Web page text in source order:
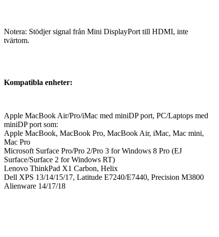
Notera: Stödjer signal från Mini DisplayPort till HDMI, inte
tvärtom.
Kompatibla enheter:
Apple MacBook Air/Pro/iMac med miniDP port, PC/Laptops med
miniDP port som:
Apple MacBook, MacBook Pro, MacBook Air, iMac, Mac mini,
Mac Pro
Microsoft Surface Pro/Pro 2/Pro 3 for Windows 8 Pro (EJ
Surface/Surface 2 for Windows RT)
Lenovo ThinkPad X1 Carbon, Helix
Dell XPS 13/14/15/17, Latitude E7240/E7440, Precision M3800
Alienware 14/17/18